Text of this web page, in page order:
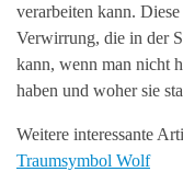
verarbeiten kann.
Verwirrung, die in der
kann, wenn man nicht
haben und woher sie
Weitere interessante
Traumsymbol Wolf